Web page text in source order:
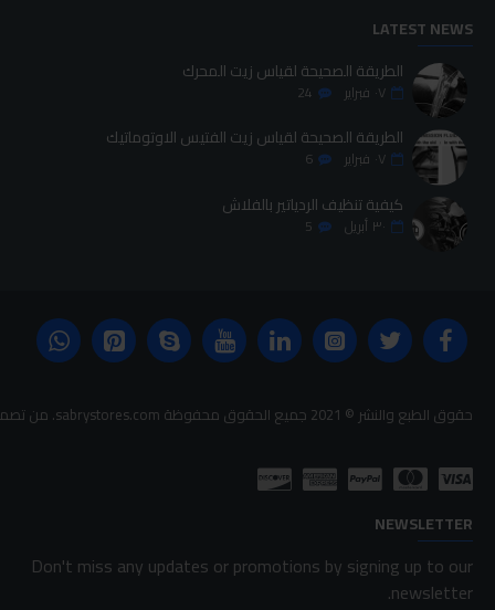
LATEST NEWS
الطريقة الصحيحة لقياس زيت المحرك
٠٧ فبراير 24
الطريقة الصحيحة لقياس زيت الفتيس الاوتوماتيك
٠٧ فبراير 6
كيفية تنظيف الردياتير بالفلاش
٣٠ أبريل 5
حقوق الطبع والنشر © 2021 جميع الحقوق محفوظة sabrystores.com. من تصميم-
NEWSLETTER
Don't miss any updates or promotions by signing up to our
newsletter.